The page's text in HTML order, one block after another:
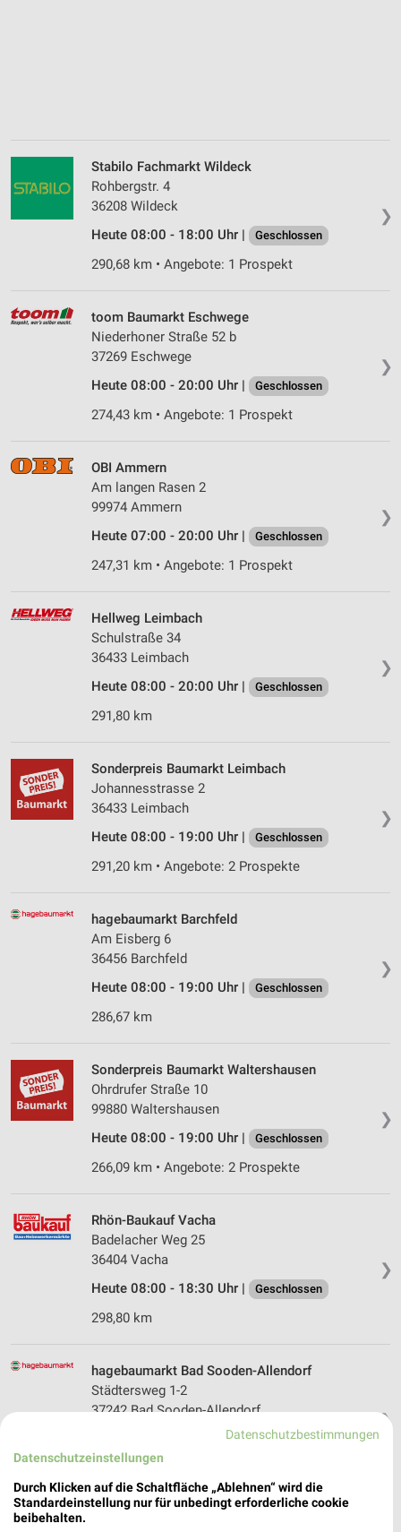
❯
Stabilo Fachmarkt Wildeck
Rohbergstr. 4
36208 Wildeck
Heute 08:00 - 18:00 Uhr |
Geschlossen
290,68 km • Angebote: 1 Prospekt
❯
toom Baumarkt Eschwege
Niederhoner Straße 52 b
37269 Eschwege
Heute 08:00 - 20:00 Uhr |
Geschlossen
274,43 km • Angebote: 1 Prospekt
❯
OBI Ammern
Am langen Rasen 2
99974 Ammern
Heute 07:00 - 20:00 Uhr |
Geschlossen
247,31 km • Angebote: 1 Prospekt
❯
Hellweg Leimbach
Schulstraße 34
36433 Leimbach
Heute 08:00 - 20:00 Uhr |
Geschlossen
291,80 km
❯
Sonderpreis Baumarkt Leimbach
Johannesstrasse 2
36433 Leimbach
Heute 08:00 - 19:00 Uhr |
Geschlossen
291,20 km • Angebote: 2 Prospekte
❯
hagebaumarkt Barchfeld
Am Eisberg 6
36456 Barchfeld
Heute 08:00 - 19:00 Uhr |
Geschlossen
286,67 km
❯
Sonderpreis Baumarkt Waltershausen
Ohrdrufer Straße 10
99880 Waltershausen
Heute 08:00 - 19:00 Uhr |
Geschlossen
266,09 km • Angebote: 2 Prospekte
❯
Rhön-Baukauf Vacha
Badelacher Weg 25
36404 Vacha
Heute 08:00 - 18:30 Uhr |
Geschlossen
298,80 km
❯
hagebaumarkt Bad Sooden-Allendorf
Städtersweg 1-2
37242 Bad Sooden-Allendorf
Heute 08:30 - 20:00 Uhr | Geschlossen
273,70 km
Datenschutzbestimmungen
Datenschutzeinstellungen
Durch Klicken auf die Schaltfläche „Ablehnen“ wird die
Standardeinstellung nur für unbedingt erforderliche cookie
beibehalten.